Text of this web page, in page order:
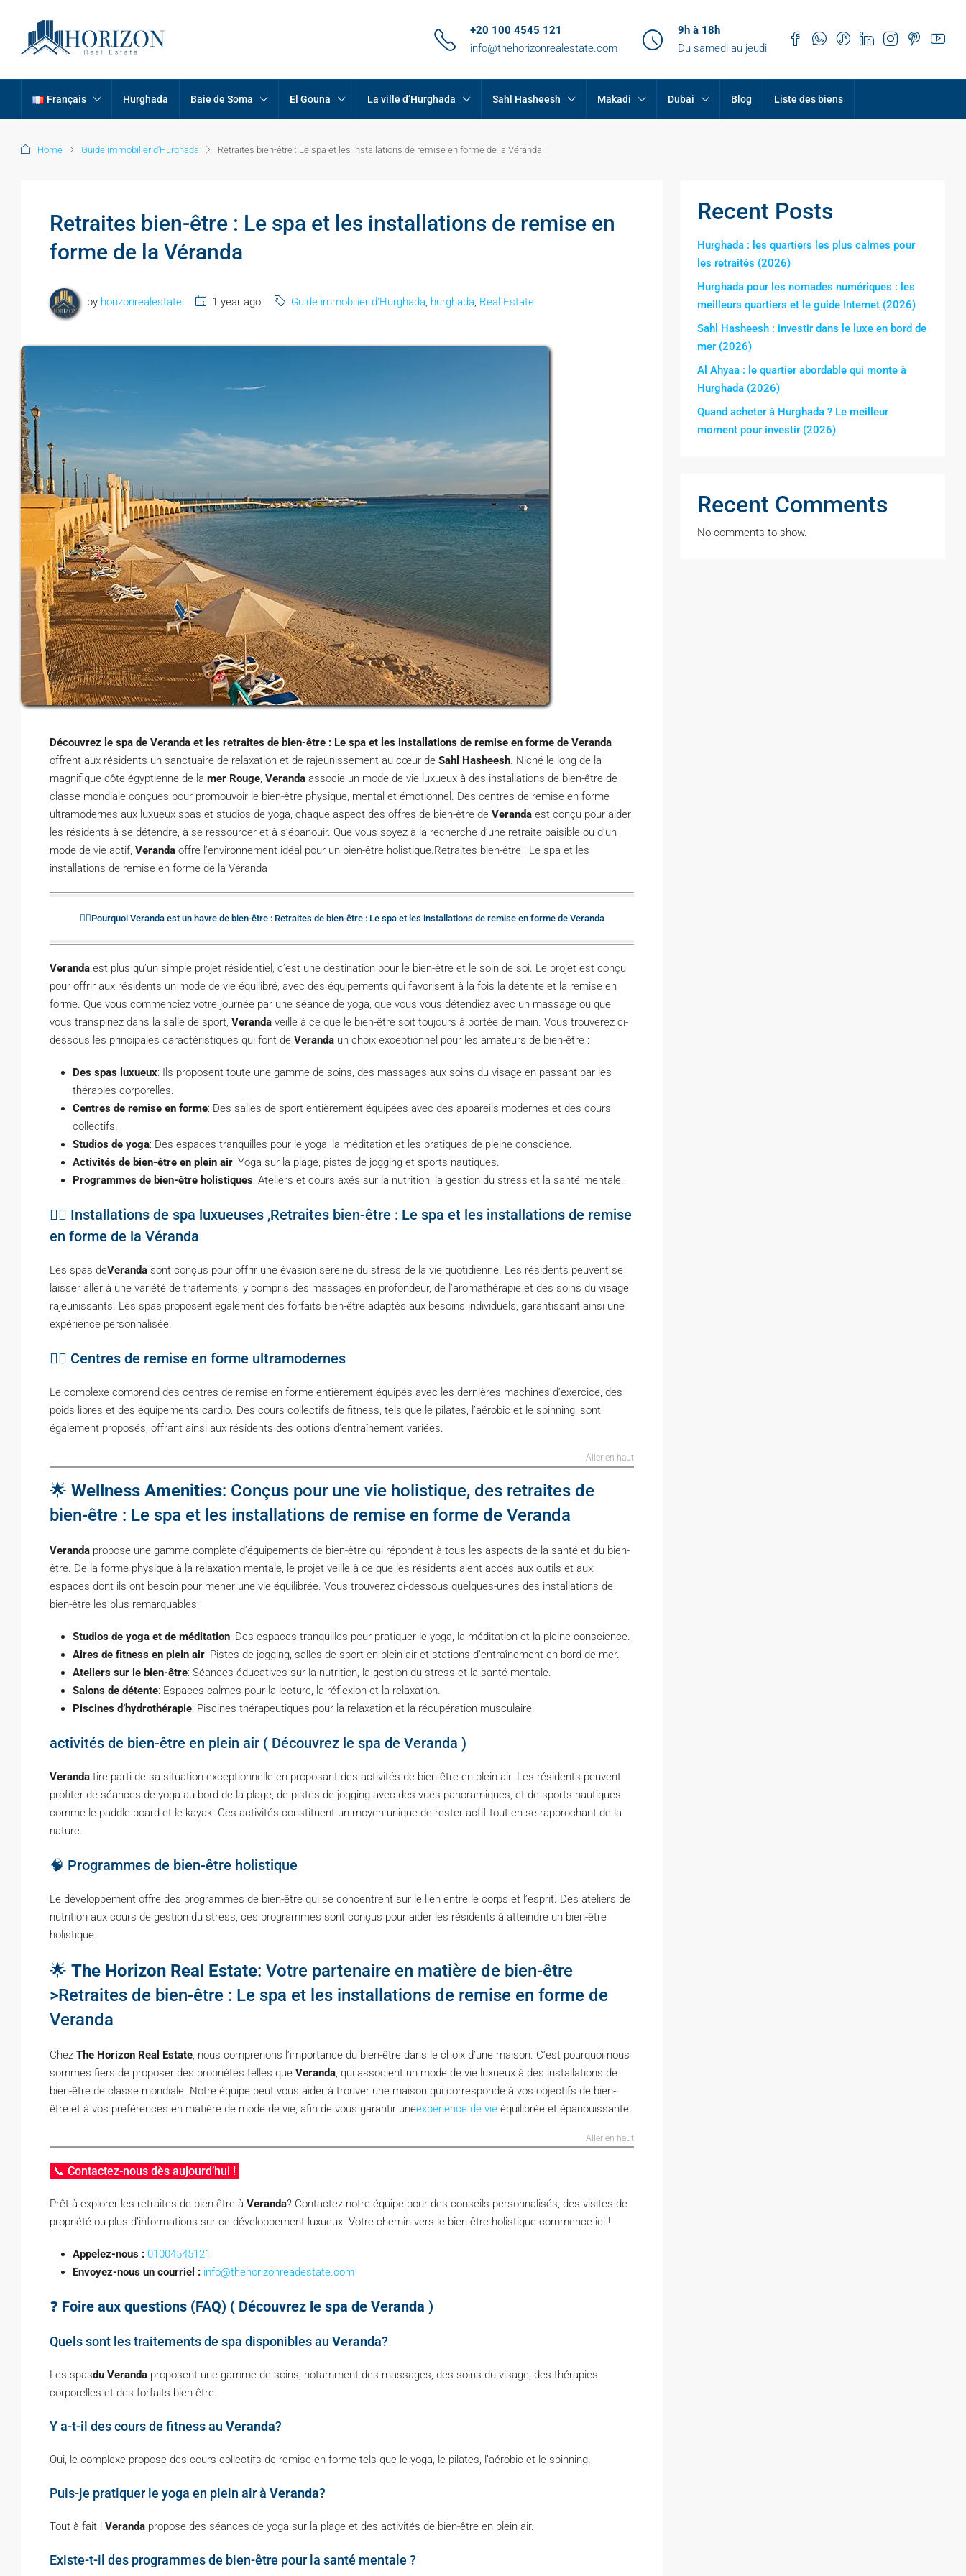
+20 100 4545 121
info@thehorizonrealestate.com
9h à 18h
Du samedi au jeudi
Français Hurghada Baie de Soma El Gouna La ville d’Hurghada Sahl Hasheesh Makadi Dubai Blog Liste des biens
Home Guide immobilier d'Hurghada Retraites bien-être : Le spa et les installations de remise en forme de la Véranda
Retraites bien-être : Le spa et les installations de remise en
forme de la Véranda
by horizonrealestate 1 year ago Guide immobilier d'Hurghada, hurghada, Real Estate
Découvrez le spa de Veranda et les retraites de bien-être : Le spa et les installations de remise en forme de Veranda
offrent aux résidents un sanctuaire de relaxation et de rajeunissement au cœur de Sahl Hasheesh. Niché le long de la
magnifique côte égyptienne de la mer Rouge, Veranda associe un mode de vie luxueux à des installations de bien-être de
classe mondiale conçues pour promouvoir le bien-être physique, mental et émotionnel. Des centres de remise en forme
ultramodernes aux luxueux spas et studios de yoga, chaque aspect des offres de bien-être de Veranda est conçu pour aider
les résidents à se détendre, à se ressourcer et à s’épanouir. Que vous soyez à la recherche d’une retraite paisible ou d’un
mode de vie actif, Veranda offre l’environnement idéal pour un bien-être holistique.Retraites bien-être : Le spa et les
installations de remise en forme de la Véranda
🧘‍♀️Pourquoi Veranda est un havre de bien-être : Retraites de bien-être : Le spa et les installations de remise en forme de Veranda
Veranda est plus qu’un simple projet résidentiel, c’est une destination pour le bien-être et le soin de soi. Le projet est conçu
pour offrir aux résidents un mode de vie équilibré, avec des équipements qui favorisent à la fois la détente et la remise en
forme. Que vous commenciez votre journée par une séance de yoga, que vous vous détendiez avec un massage ou que
vous transpiriez dans la salle de sport, Veranda veille à ce que le bien-être soit toujours à portée de main. Vous trouverez ci-
dessous les principales caractéristiques qui font de Veranda un choix exceptionnel pour les amateurs de bien-être :
Des spas luxueux: Ils proposent toute une gamme de soins, des massages aux soins du visage en passant par les
thérapies corporelles.
Centres de remise en forme: Des salles de sport entièrement équipées avec des appareils modernes et des cours
collectifs.
Studios de yoga: Des espaces tranquilles pour le yoga, la méditation et les pratiques de pleine conscience.
Activités de bien-être en plein air: Yoga sur la plage, pistes de jogging et sports nautiques.
Programmes de bien-être holistiques: Ateliers et cours axés sur la nutrition, la gestion du stress et la santé mentale.
💆‍♂️ Installations de spa luxueuses ,Retraites bien-être : Le spa et les installations de remise
en forme de la Véranda
Les spas deVeranda sont conçus pour offrir une évasion sereine du stress de la vie quotidienne. Les résidents peuvent se
laisser aller à une variété de traitements, y compris des massages en profondeur, de l’aromathérapie et des soins du visage
rajeunissants. Les spas proposent également des forfaits bien-être adaptés aux besoins individuels, garantissant ainsi une
expérience personnalisée.
🏋️‍♂️ Centres de remise en forme ultramodernes
Le complexe comprend des centres de remise en forme entièrement équipés avec les dernières machines d’exercice, des
poids libres et des équipements cardio. Des cours collectifs de fitness, tels que le pilates, l’aérobic et le spinning, sont
également proposés, offrant ainsi aux résidents des options d’entraînement variées.
Aller en haut
🌟 Wellness Amenities: Conçus pour une vie holistique, des retraites de
bien-être : Le spa et les installations de remise en forme de Veranda
Veranda propose une gamme complète d’équipements de bien-être qui répondent à tous les aspects de la santé et du bien-
être. De la forme physique à la relaxation mentale, le projet veille à ce que les résidents aient accès aux outils et aux
espaces dont ils ont besoin pour mener une vie équilibrée. Vous trouverez ci-dessous quelques-unes des installations de
bien-être les plus remarquables :
Studios de yoga et de méditation: Des espaces tranquilles pour pratiquer le yoga, la méditation et la pleine conscience.
Aires de fitness en plein air: Pistes de jogging, salles de sport en plein air et stations d’entraînement en bord de mer.
Ateliers sur le bien-être: Séances éducatives sur la nutrition, la gestion du stress et la santé mentale.
Salons de détente: Espaces calmes pour la lecture, la réflexion et la relaxation.
Piscines d’hydrothérapie: Piscines thérapeutiques pour la relaxation et la récupération musculaire.
activités de bien-être en plein air ( Découvrez le spa de Veranda )
Veranda tire parti de sa situation exceptionnelle en proposant des activités de bien-être en plein air. Les résidents peuvent
profiter de séances de yoga au bord de la plage, de pistes de jogging avec des vues panoramiques, et de sports nautiques
comme le paddle board et le kayak. Ces activités constituent un moyen unique de rester actif tout en se rapprochant de la
nature.
🧠 Programmes de bien-être holistique
Le développement offre des programmes de bien-être qui se concentrent sur le lien entre le corps et l’esprit. Des ateliers de
nutrition aux cours de gestion du stress, ces programmes sont conçus pour aider les résidents à atteindre un bien-être
holistique.
🌟 The Horizon Real Estate: Votre partenaire en matière de bien-être
>Retraites de bien-être : Le spa et les installations de remise en forme de
Veranda
Chez The Horizon Real Estate, nous comprenons l’importance du bien-être dans le choix d’une maison. C’est pourquoi nous
sommes fiers de proposer des propriétés telles que Veranda, qui associent un mode de vie luxueux à des installations de
bien-être de classe mondiale. Notre équipe peut vous aider à trouver une maison qui corresponde à vos objectifs de bien-
être et à vos préférences en matière de mode de vie, afin de vous garantir uneexpérience de vie équilibrée et épanouissante.
Aller en haut
📞 Contactez-nous dès aujourd’hui !
Prêt à explorer les retraites de bien-être à Veranda? Contactez notre équipe pour des conseils personnalisés, des visites de
propriété ou plus d’informations sur ce développement luxueux. Votre chemin vers le bien-être holistique commence ici !
Appelez-nous : 01004545121
Envoyez-nous un courriel : info@thehorizonreadestate.com
❓ Foire aux questions (FAQ) ( Découvrez le spa de Veranda )
Quels sont les traitements de spa disponibles au Veranda?
Les spasdu Veranda proposent une gamme de soins, notamment des massages, des soins du visage, des thérapies
corporelles et des forfaits bien-être.
Y a-t-il des cours de fitness au Veranda?
Oui, le complexe propose des cours collectifs de remise en forme tels que le yoga, le pilates, l’aérobic et le spinning.
Puis-je pratiquer le yoga en plein air à Veranda?
Tout à fait ! Veranda propose des séances de yoga sur la plage et des activités de bien-être en plein air.
Existe-t-il des programmes de bien-être pour la santé mentale ?
Recent Posts
Hurghada : les quartiers les plus calmes pour
les retraités (2026)
Hurghada pour les nomades numériques : les
meilleurs quartiers et le guide Internet (2026)
Sahl Hasheesh : investir dans le luxe en bord de
mer (2026)
Al Ahyaa : le quartier abordable qui monte à
Hurghada (2026)
Quand acheter à Hurghada ? Le meilleur
moment pour investir (2026)
Recent Comments
No comments to show.